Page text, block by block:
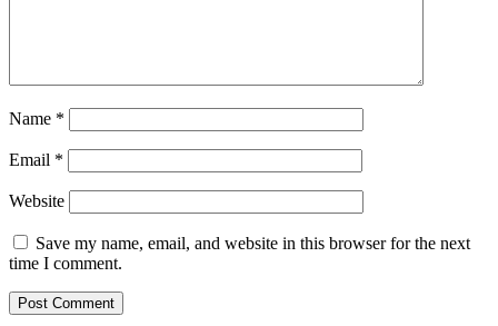
Name *
Email *
Website
Save my name, email, and website in this browser for the next
time I comment.